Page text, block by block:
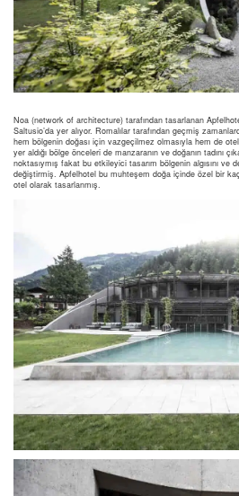
Noa (network of architecture) tarafından tasarlanan
Saltusio’da yer alıyor. Romalılar tarafından geçmiş
hem bölgenin doğası için vazgeçilmez olmasıyla hem de
yer aldığı bölge önceleri de manzaranın ve doğanın tadını
noktasıymış fakat bu etkileyici tasarım bölgenin algısını
değiştirmiş. Apfelhotel bu muhteşem doğa içinde özel bir
otel olarak tasarlanmış.